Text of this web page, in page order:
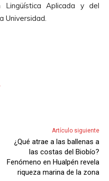
Aplicada y del
Universidad.
Artículo siguiente
¿Qué atrae a las ballenas a
las costas del Biobío?
Fenómeno en Hualpén revela
riqueza marina de la zona